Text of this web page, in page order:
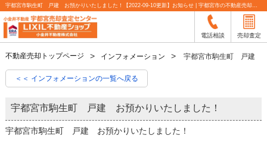
宇都宮市駒生町 戸建 お預かりいたしました！【2022-09-10更新】お知らせ | 宇都宮市の不動産売却査定なら小金井不動産
電話相談 売却査定
不動産売却トップページ インフォメーション 宇都宮市駒生町 戸建
＜＜ インフォメーションの一覧へ戻る
宇都宮市駒生町 戸建 お預かりいたしました！
宇都宮市駒生町 戸建 お預かりいたしました！